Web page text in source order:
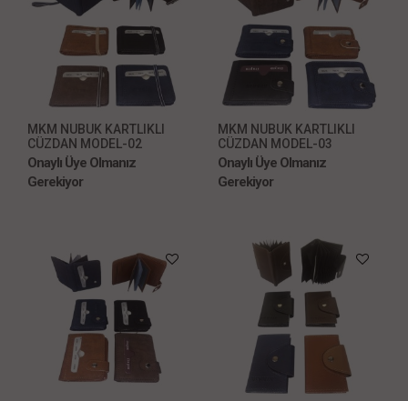
MKM NUBUK KARTLIKLI
CÜZDAN MODEL-02
Onaylı Üye Olmanız
Gerekiyor
MKM NUBUK KARTLIKLI
CÜZDAN MODEL-03
Onaylı Üye Olmanız
Gerekiyor